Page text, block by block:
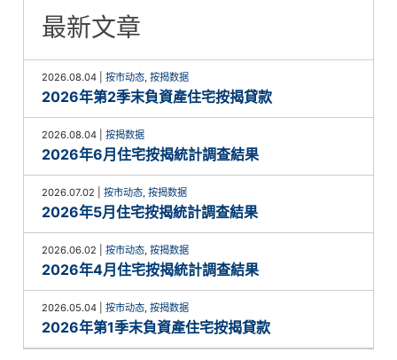
最新文章
2026.08.04 |按市动态,按揭数据
2026年第2季末負資產住宅按揭貸款
2026.08.04 |按揭数据
2026年6月住宅按揭統計調查結果
2026.07.02 |按市动态,按揭数据
2026年5月住宅按揭統計調查結果
2026.06.02 |按市动态,按揭数据
2026年4月住宅按揭統計調查結果
2026.05.04 |按市动态,按揭数据
2026年第1季末負資產住宅按揭貸款